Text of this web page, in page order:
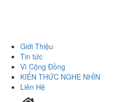
Giới Thiệu
Tin tức
Vì Cộng Đồng
KIẾN THỨC NGHE NHÌN
Liên Hệ